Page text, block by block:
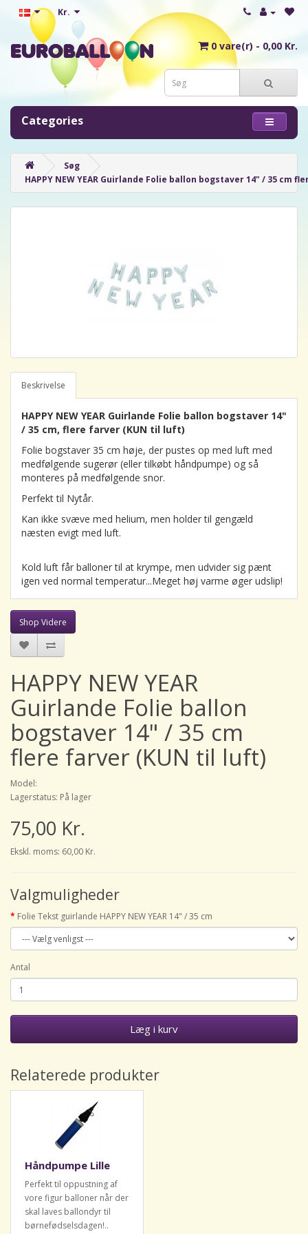
Kr.
0 vare(r) - 0,00 Kr.
Categories
Søg
HAPPY NEW YEAR Guirlande Folie ballon bogstaver 14" / 35 cm
Beskrivelse
HAPPY NEW YEAR Guirlande Folie ballon bogstaver 14"
/ 35 cm, flere farver (KUN til luft)
Folie bogstaver 35 cm høje, der pustes op med luft med
medfølgende sugerør (eller tilkøbt håndpumpe) og så
monteres på medfølgende snor.
Perfekt til Nytår.
Kan ikke svæve med helium, men holder til gengæld
næsten evigt med luft.
Kold luft får balloner til at krympe, men udvider sig pænt
igen ved normal temperatur...Meget høj varme øger udslip!
Shop Videre
HAPPY NEW YEAR
Guirlande Folie ballon
bogstaver 14" / 35 cm
flere farver (KUN til luft)
Model:
Lagerstatus: På lager
75,00 Kr.
Ekskl. moms: 60,00 Kr.
Valgmuligheder
Folie Tekst guirlande HAPPY NEW YEAR 14" / 35 cm
Antal
Læg i kurv
Relaterede produkter
Håndpumpe Lille
Perfekt til oppustning af
vore figur balloner når der
skal laves ballondyr til
børnefødselsdagen!..